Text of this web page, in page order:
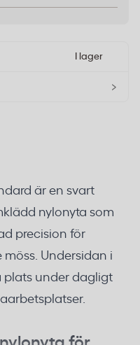
I lager
›
är en svart
nylonyta som
precision för
Undersidan i
plats under dagligt